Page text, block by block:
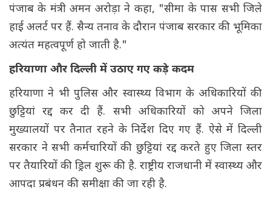
पंजाब के मंत्री अमन अरोड़ा ने कहा, "सीमा के पास सभी जिले
हाई अलर्ट पर हैं. सैन्य तनाव के दौरान पंजाब सरकार की भूमिका
अत्यंत महत्वपूर्ण हो जाती है."
हरियाणा और दिल्ली में उठाए गए कड़े कदम
हरियाणा ने भी पुलिस और स्वास्थ्य विभाग के अधिकारियों की
छुट्टियां रद्द कर दी हैं. सभी अधिकारियों को अपने जिला
मुख्यालयों पर तैनात रहने के निर्देश दिए गए हैं. ऐसे में दिल्ली
सरकार ने सभी कर्मचारियों की छुट्टियां रद्द करते हुए जिला स्तर
पर तैयारियों की ड्रिल शुरू की है. राष्ट्रीय राजधानी में स्वास्थ्य और
आपदा प्रबंधन की समीक्षा की जा रही है.